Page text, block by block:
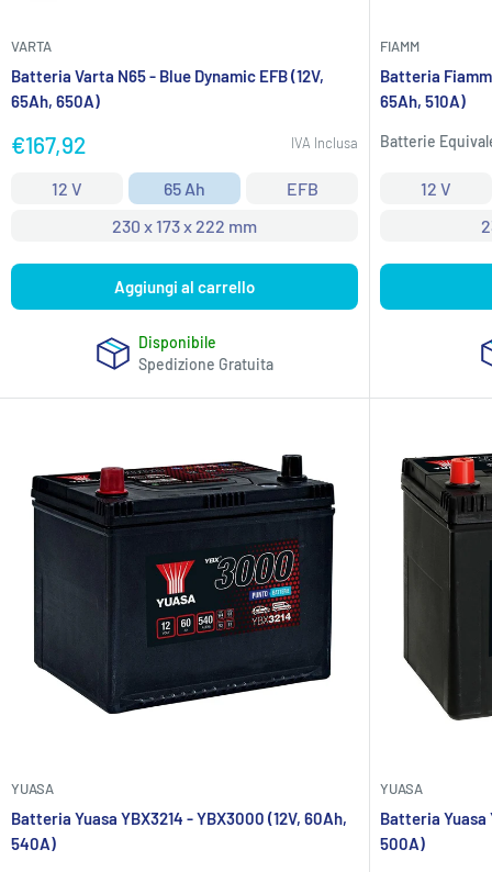
VARTA
Batteria Varta N65 - Blue Dynamic EFB (12V,
65Ah, 650A)
Prezzo
€167,92 IVA Inclusa
65 Ah
12 V
EFB
230 x 173 x 222 mm
Aggiungi al carrello
Disponibile
Spedizione Gratuita
FIAMM
Batteria Fiamm
65Ah, 510A)
Batterie
12 V
YUASA
Batteria Yuasa YBX3214 - YBX3000 (12V, 60Ah,
540A)
YUASA
Batteria Yuasa
500A)